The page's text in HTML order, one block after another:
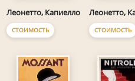
Леонетто, Капиелло
СТОИМОСТЬ
Леонетто,
СТОИМОСТЬ